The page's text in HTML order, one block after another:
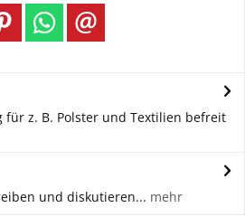
für z. B. Polster und Textilien befreit
und diskutieren... mehr